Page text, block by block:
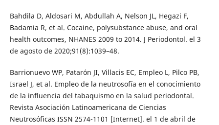
Bahdila D, Aldosari M, Abdullah A, Nelson JL, Hegazi F,
Badamia R, et al. Cocaine, polysubstance abuse, and oral
health outcomes, NHANES 2009 to 2014. J Periodontol. el 3
de agosto de 2020;91(8):1039–48.
Barrionuevo WP, Patarón JI, Villacis EC, Empleo L, Pilco PB,
Israel J, et al. Empleo de la neutrosofía en el conocimiento
de la influencia del tabaquismo en la salud periodontal.
Revista Asociación Latinoamericana de Ciencias
Neutrosóficas ISSN 2574-1101 [Internet]. el 1 de abril de